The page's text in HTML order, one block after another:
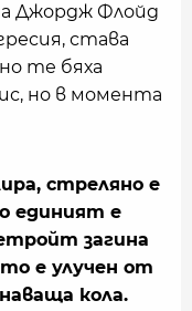
Джордж Флойд
става
те бяха
но в момента
стреляно е
единият е
загина
е улучен от
кола.